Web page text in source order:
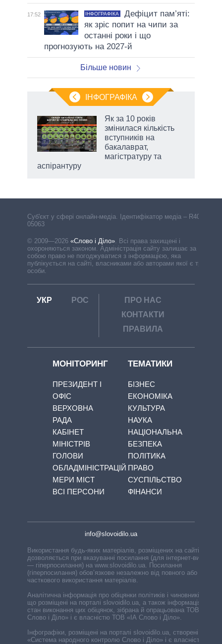
17:52 ІНФОГРАФІКА
Дефіцит пам’яті:
як зріс попит на чипи за
останні роки і що
прогнозують на 2027-й
Більше новин
ІНФОГРАФІКА
Як за 10 років
змінилася кількість
вступників на
бакалаврат,
магістратуру та
аспірантуру
Cуб'єкт у сфері онлайн-медіа. Ідентифікатор медіа – R40-
05063
© 2009—2026 «Слово і Діло». Всі права захищені і
охороняються законом. Адміністрація сайту залишає за
собою право не погоджуватися з інформацією, яка
публікується на сайті, власниками або авторами якої є треті
особи.
УКР РОС
ПРО НАС
КОНТАКТИ
ПРАВИЛА
МОНІТОРИНГ
ПРЕЗИДЕНТ І
ОФІС
ВЕРХОВНА
РАДА
КАБІНЕТ
МІНІСТРІВ
ГОЛОВИ
ОБЛАДМІНІСТРАЦІЙ
МЕРИ МІСТ
ВСІ ПЕРСОНИ
ТЕМАТИКИ
БІЗНЕС
ЕКОНОМІКА
КУЛЬТУРА
НАУКА
НАЦІОНАЛЬНА
БЕЗПЕКА
ПОЛІТИКА
ПРАВО
СУСПІЛЬСТВО
ФІНАНСИ
info@slovoidilo.ua
Використання будь-яких матеріалів, розміщених на сайті,
дозволяється при вказуванні посилання (для інтернет-видань
— гіперпосилання) на www.slovoidilo.ua. Посилання
(гіперпосилання) обов’язкове незалежно від повного або
часткового використання матеріалів.
Аналітична інформація про обіцянки політиків і чиновників,
що розміщені на порталі slovoidilo.ua, а також інформація про
стан виконання цих обіцянок, зібрана й опрацьована ТОВ «ІА
Слово і Діло» і є власністю ТОВ «ІА Слово і Діло».
Інфографіки, розміщені на порталі slovoidilo.ua, створені ГО
«Система народного контролю Слово і Діло» і є власністю